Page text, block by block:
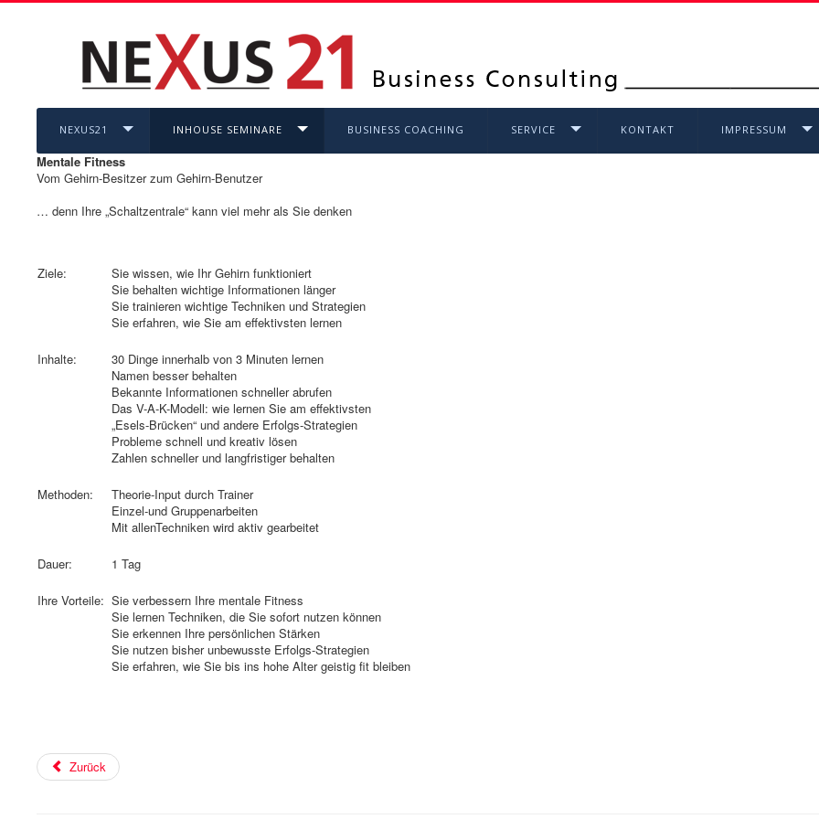
NEXUS21 INHOUSE SEMINARE BUSINESS COACHING SERVICE KONTAKT IMPRESSUM
Mentale Fitness
Vom Gehirn-Besitzer zum Gehirn-Benutzer
… denn Ihre „Schaltzentrale“ kann viel mehr als Sie denken
Ziele:
Sie wissen, wie Ihr Gehirn funktioniert
Sie behalten wichtige Informationen länger
Sie trainieren wichtige Techniken und Strategien
Sie erfahren, wie Sie am effektivsten lernen
Inhalte:
30 Dinge innerhalb von 3 Minuten lernen
Namen besser behalten
Bekannte Informationen schneller abrufen
Das V-A-K-Modell: wie lernen Sie am effektivsten
„Esels-Brücken“ und andere Erfolgs-Strategien
Probleme schnell und kreativ lösen
Zahlen schneller und langfristiger behalten
Methoden:
Theorie-Input durch Trainer
Einzel-und Gruppenarbeiten
Mit allenTechniken wird aktiv gearbeitet
Dauer: 1 Tag
Ihre Vorteile: Sie verbessern Ihre mentale Fitness
Sie lernen Techniken, die Sie sofort nutzen können
Sie erkennen Ihre persönlichen Stärken
Sie nutzen bisher unbewusste Erfolgs-Strategien
Sie erfahren, wie Sie bis ins hohe Alter geistig fit bleiben
Zurück